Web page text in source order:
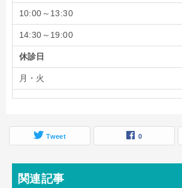
10:00～13:30
14:30～19:00
休診日
月・火
Tweet 0
関連記事